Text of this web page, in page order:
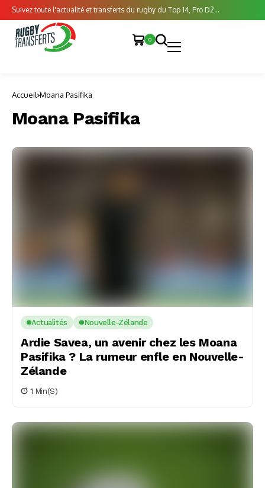
Suivez toute l'actualité et transferts du rugby du Top 14, Pro D2...
0
Accueil Moana Pasifika
Moana Pasifika
Actualités Nouvelle-Zélande
Ardie Savea, un avenir chez les Moana
Pasifika ? La rumeur enfle en Nouvelle-
Zélande
1 Min(s)